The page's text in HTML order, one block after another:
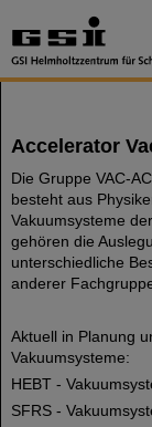
Accelerator
Die Gruppe VAC-
besteht aus
Vakuumsysteme
gehören die
unterschiedliche
anderer
Aktuell in Planung
Vakuumsysteme:
HEBT -
SFRS -